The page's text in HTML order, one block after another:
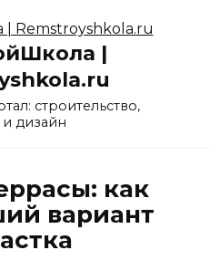
|
строительство,
дизайн
как
вариант